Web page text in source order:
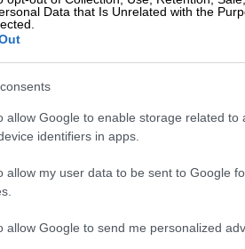
Data that Is Unrelated with the
allow Google to enable storage related to
identifiers in apps.
allow my user data to be sent to Google
allow Google to send me personalized
Προσπέρασε
Ελλάδα|09.08.2025 14:12
πώς να αντέξω χωρίς